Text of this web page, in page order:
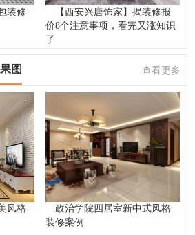
装修
【西安兴唐饰家】揭装修报
价8个注意事项，看完又涨知识
了
图 查看更多
风格
政治学院四居室新中式风格
装修案例